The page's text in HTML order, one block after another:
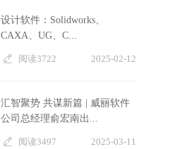
设计软件：Solidworks、
CAXA、UG、C...
阅读3722 2025-02-12
汇智聚势 共谋新篇 | 威丽软件
公司总经理俞宏南出...
阅读3497 2025-03-11